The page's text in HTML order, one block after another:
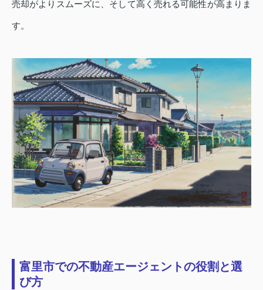
売却がよりスムーズに、そして高く売れる可能性が高まりま
す。
富里市での不動産エージェントの役割と選
び方